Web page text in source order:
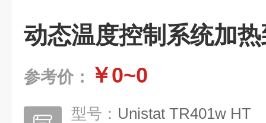
动态温度控制系统加热
参考价： ￥0~0
型号： Unistat TR401w HT